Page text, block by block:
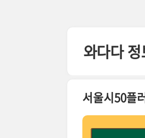
와다다
서울시50플